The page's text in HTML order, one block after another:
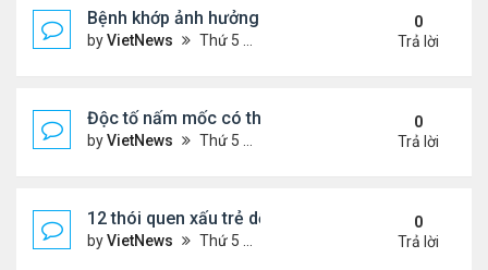
Bệnh khớp ảnh hưởng đời sống chăn gối thế nào?
byVietNews Thứ 5 Tháng 7 28, 2022 1:33 pm
0
Trả lời
Độc tố nấm mốc có thể gây ung thư
byVietNews Thứ 5 Tháng 7 21, 2022 5:25 pm
0
Trả lời
12 thói quen xấu trẻ dễ bắt chước bố mẹ
byVietNews Thứ 5 Tháng 7 21, 2022 4:43 pm
0
Trả lời